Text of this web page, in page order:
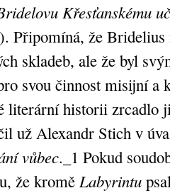
Křesťanskému
Připomíná, že Bridelius
skladeb, ale že byl
svou činnost misijní a
literární historii zrcadlo
už Alexandr Stich v
vůbec._1 Pokud
že kromě Labyrintu